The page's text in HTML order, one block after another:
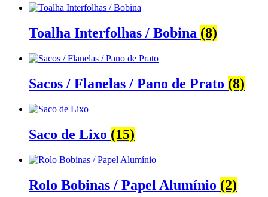
Toalha Interfolhas / Bobina (8)
Sacos / Flanelas / Pano de Prato (8)
Saco de Lixo (15)
Rolo Bobinas / Papel Alumínio (2)